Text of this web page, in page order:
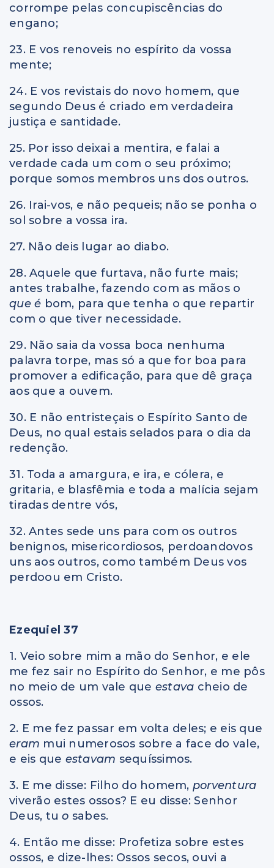
corrompe pelas concupiscências do
engano;
23. E vos renoveis no espírito da vossa
mente;
24. E vos revistais do novo homem, que
segundo Deus é criado em verdadeira
justiça e santidade.
25. Por isso deixai a mentira, e falai a
verdade cada um com o seu próximo;
porque somos membros uns dos outros.
26. Irai-vos, e não pequeis; não se ponha o
sol sobre a vossa ira.
27. Não deis lugar ao diabo.
28. Aquele que furtava, não furte mais;
antes trabalhe, fazendo com as mãos o
que é bom, para que tenha o que repartir
com o que tiver necessidade.
29. Não saia da vossa boca nenhuma
palavra torpe, mas só a que for boa para
promover a edificação, para que dê graça
aos que a ouvem.
30. E não entristeçais o Espírito Santo de
Deus, no qual estais selados para o dia da
redenção.
31. Toda a amargura, e ira, e cólera, e
gritaria, e blasfêmia e toda a malícia sejam
tiradas dentre vós,
32. Antes sede uns para com os outros
benignos, misericordiosos, perdoandovos
uns aos outros, como também Deus vos
perdoou em Cristo.
Ezequiel 37
1. Veio sobre mim a mão do Senhor, e ele
me fez sair no Espírito do Senhor, e me pôs
no meio de um vale que estava cheio de
ossos.
2. E me fez passar em volta deles; e eis que
eram mui numerosos sobre a face do vale,
e eis que estavam sequíssimos.
3. E me disse: Filho do homem, porventura
viverão estes ossos? E eu disse: Senhor
Deus, tuo sabes.
4. Então me disse: Profetiza sobre estes
ossos, e dize-lhes: Ossos secos, ouvi a